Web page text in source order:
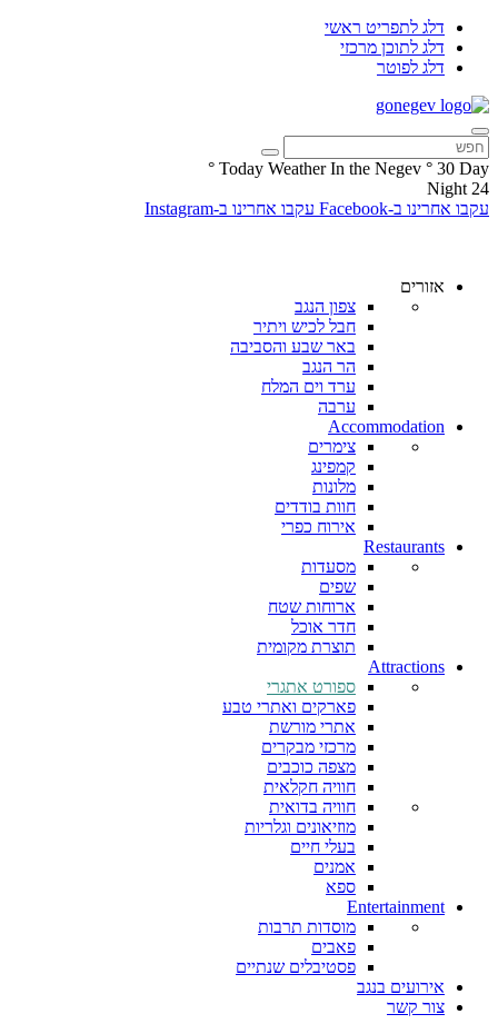
דלג לתפריט ראשי
דלג לתוכן מרכזי
דלג לפוטר
Today Weather In the Negev ° 30 Day
°
24
Night
עקבו אחרינו ב-Facebook
עקבו אחרינו ב-Instagram
אזורים
צפון הנגב
חבל לכיש ויתיר
באר שבע והסביבה
הר הנגב
ערד וים המלח
ערבה
Accommodation
צימרים
קמפינג
מלונות
חוות בודדים
אירוח כפרי
Restaurants
מסעדות
שפים
ארוחות שטח
חדר אוכל
תוצרת מקומית
Attractions
ספורט אתגרי
פארקים ואתרי טבע
אתרי מורשת
מרכזי מבקרים
מצפה כוכבים
חוויה חקלאית
חוויה בדואית
מוזיאונים וגלריות
בעלי חיים
אמנים
ספא
Entertainment
מוסדות תרבות
פאבים
פסטיבלים שנתיים
אירועים בנגב
צור קשר